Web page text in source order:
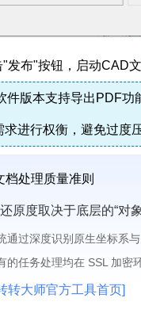
发布"按钮，启动CAD
件版本支持导出PDF
进行权衡，避免过度
档处理质量准则
原度取决于底层的“对
通过深度识别原生坐标系
的任务处理均在 SSL 加密
转大师官方工具首页]